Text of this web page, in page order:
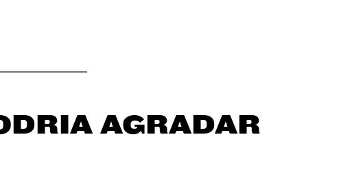
AGRADAR